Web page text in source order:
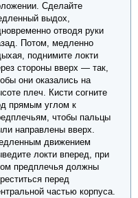
Сделайте
выдох,
отводя руки
Потом, медленно
поднимите локти
стороны вверх — так,
они оказались на
плеч. Кисти согните
прямым углом к
чтобы пальцы
направлены вверх.
движением
локти вперед, при
предплечья должны
перед
частью корпуса.